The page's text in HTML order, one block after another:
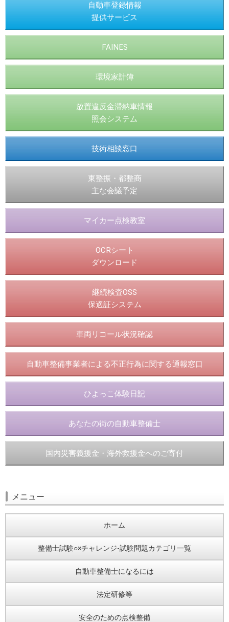
自動車登録情報
提供サービス
FAINES
環境家計簿
放置違反金滞納車情報
照会システム
技術相談窓口
東整振・都整商
主な会議予定
マイカー点検教室
OCRシート
ダウンロード
継続検査OSS
保適証システム
車両リコール状況確認
自動車整備事業者による不正行為に関する通報窓口
ひよっこ体験日記
あなたの街の自動車整備士
国内災害義援金・海外救援金へのご寄付
メニュー
ホーム
整備士試験○×チャレンジ-試験問題カテゴリ一覧
自動車整備士になるには
法定研修等
安全のための点検整備